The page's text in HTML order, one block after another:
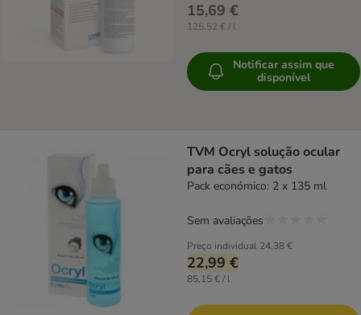
15,69 €
125,52 € / l
Notificar assim que
disponível
TVM Ocryl solução ocular
para cães e gatos
Pack económico: 2 x 135 ml
Preço individual 24,38 €
22,99 €
85,15 € / l
Sem avaliações